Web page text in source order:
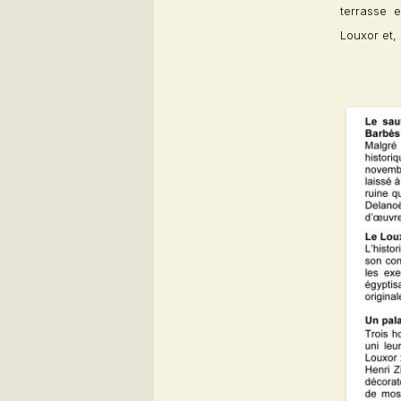
terrasse
Louxor et,